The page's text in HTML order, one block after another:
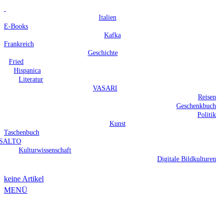
Italien
E-Books
Kafka
Frankreich
Geschichte
Fried
Hispanica
Literatur
VASARI
Reisen
Geschenkbuch
Politik
Kunst
Taschenbuch
Kulturwissenschaft
Digitale Bildkulturen
keine Artikel
MENÜ